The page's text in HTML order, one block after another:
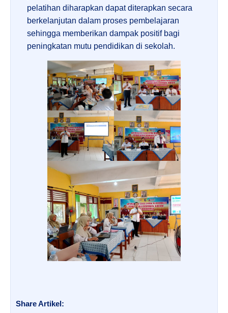
pelatihan diharapkan dapat diterapkan secara
berkelanjutan dalam proses pembelajaran
sehingga memberikan dampak positif bagi
peningkatan mutu pendidikan di sekolah.
Share Artikel: